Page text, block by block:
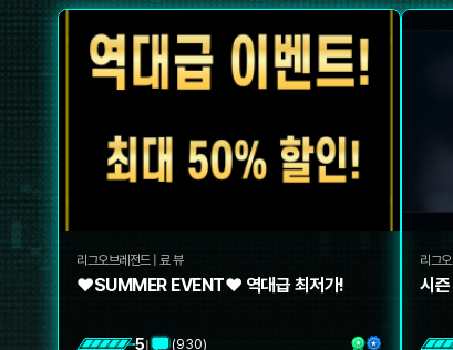
리그오브레전드| 료 뷰
❤️SUMMER EVENT❤️ 역대급 최저가!
5| (930)
리그
시